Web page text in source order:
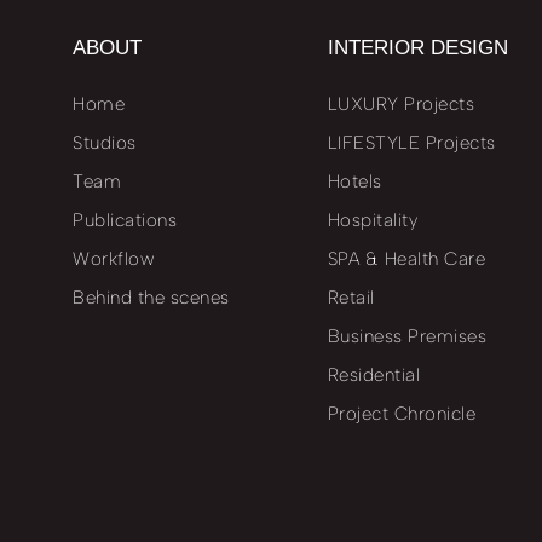
ABOUT
Home
Studios
Team
Publications
Workflow
Behind the scenes
INTERIOR DESIGN
LUXURY Projects
LIFESTYLE Projects
Hotels
Hospitality
SPA & Health Care
Retail
Business Premises
Residential
Project Chronicle